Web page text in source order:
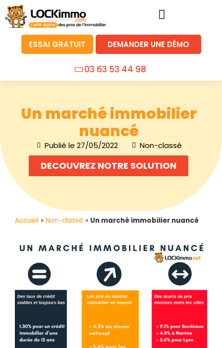
ESSAI GRATUIT DEMANDER UNE DÉMO
03 63 53 44 98
Un marché immobilier
nuancé
Publié le 27/05/2022 Non-classé
DECOUVREZ NOTRE SOLUTION
Accueil » Non-classé » Un marché immobilier nuancé